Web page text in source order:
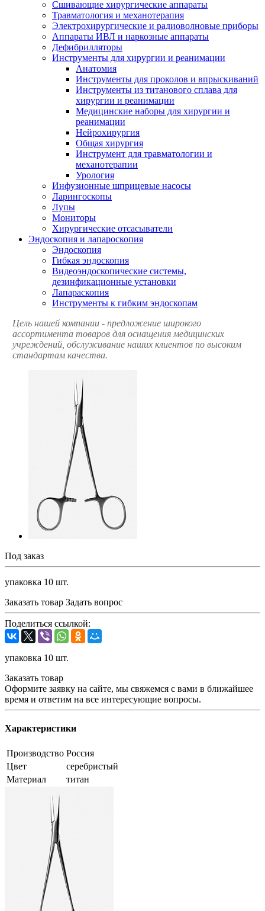
Сшивающие хирургические аппараты
Травматология и механотерапия
Электрохирургические и радиоволновые приборы
Аппараты ИВЛ и наркозные аппараты
Дефибрилляторы
Инструменты для хирургии и реанимации
Анатомия
Инструменты для проколов и впрыскиваний
Инструменты из титанового сплава для
хирургии и реанимации
Медицинские наборы для хирургии и
реанимации
Нейрохирургия
Общая хирургия
Инструмент для травматологии и
механотерапии
Урология
Инфузионные шприцевые насосы
Ларингоскопы
Лупы
Мониторы
Хирургические отсасыватели
Эндоскопия и лапароскопия
Эндоскопия
Гибкая эндоскопия
Видеоэндоскопические системы,
дезинфикационные установки
Лапараскопия
Инструменты к гибким эндоскопам
Цель нашей компании - предложение широкого
ассортимента товаров для оснащения медицинских
учреждений, обслуживание наших клиентов по высоким
стандартам качества.
Под заказ
упаковка 10 шт.
Заказать товар Задать вопрос
Поделиться ссылкой:
упаковка 10 шт.
Заказать товар
Оформите заявку на сайте, мы свяжемся с вами в ближайшее
время и ответим на все интересующие вопросы.
Характеристики
Производство Россия
Цвет
серебристый
Материал
титан